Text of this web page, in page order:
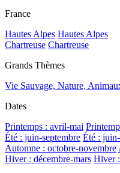
France
Hautes Alpes Hautes Alpes
Chartreuse Chartreuse
Grands Thèmes
Vie Sauvage, Nature,
Dates
Printemps : avril-mai
Été : juin-septembre Été :
Automne : octobre-novembre
Hiver : décembre-mars Hiver